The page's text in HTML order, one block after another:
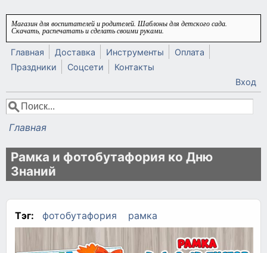
Перейти к основному содержанию
Магазин для воспитателей и родителей. Шаблоны для детского сада.
Скачать, распечатать и сделать своими руками.
Главная Доставка Инструменты
Оплата
Праздники
Соцсети
Контакты
Вход
Форма поиска
Поиск
Вы здесь
Главная
Рамка и фотобутафория ко Дню
Знаний
Тэг: фотобутафория рамка